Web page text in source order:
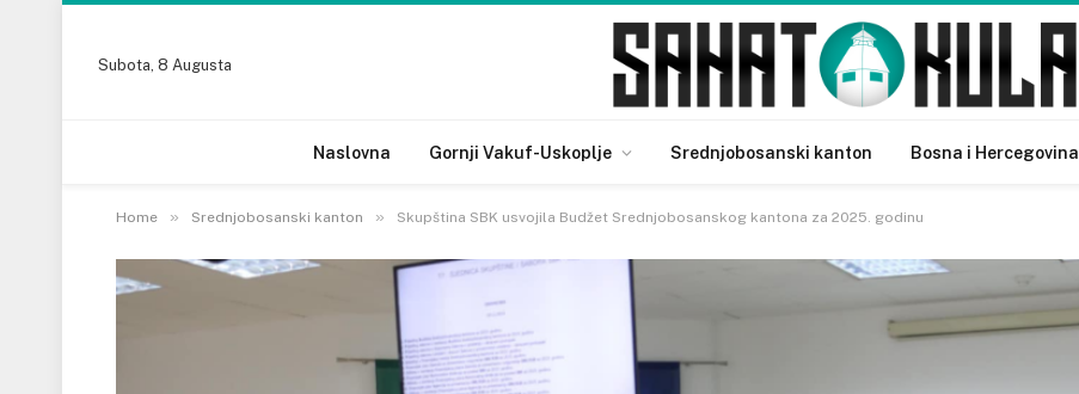
Subota, 8 Augusta
Naslovna Gornji Vakuf-Uskoplje Srednjobosanski kanton Bosna i Hercegovina
Home » Srednjobosanski kanton » Skupština SBK usvojila Budžet Srednjobosanskog kantona za 2025. godinu